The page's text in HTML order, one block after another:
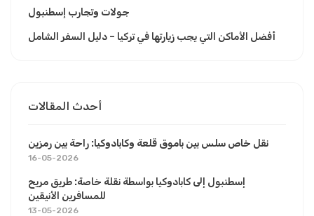
جولات وتجارب إسطنبول
أفضل الأماكن التي يجب زيارتها في تركيا – دليل السفر الشامل
أحدث المقالات
نقل خاص سلس بين باموق قلعة وكابادوكيا: راحة بين رمزين
16-05-2026
إسطنبول إلى كابادوكيا بواسطة نقلة خاصة: طريق مريح
للمسافرين الأنيقين
13-05-2026